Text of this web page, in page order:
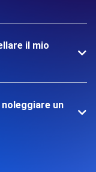
il mio
un